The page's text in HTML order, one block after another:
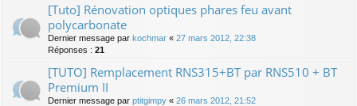
[Tuto] Rénovation optiques phares feu avant
polycarbonate
Dernier message par kochmar « 27 mars 2012, 22:38
Réponses : 21
[TUTO] Remplacement RNS315+BT par RNS510 + BT
Premium II
Dernier message par ptitgimpy « 26 mars 2012, 21:52